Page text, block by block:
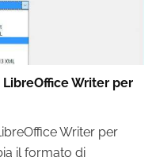
Writer per
Writer per
il formato di